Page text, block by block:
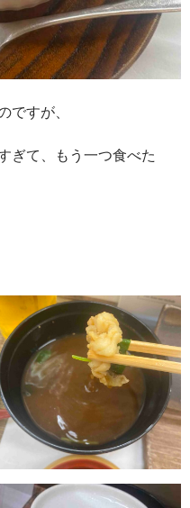
ですが、
ぎて、もう一つ食べた